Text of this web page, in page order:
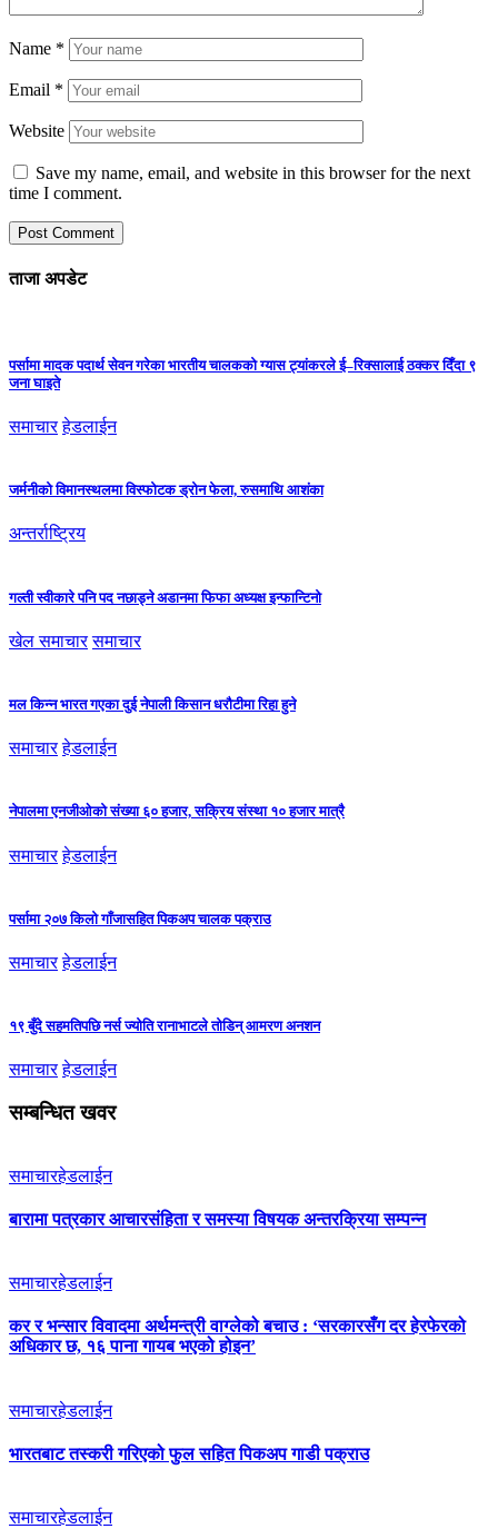
Name *
Email *
Website
Save my name, email, and website in this browser for the next
time I comment.
ताजा अपडेट
पर्सामा मादक पदार्थ सेवन गरेका भारतीय चालकको ग्यास ट्यांकरले ई–रिक्सालाई ठक्कर दिँदा ९
जना घाइते
समाचार हेडलाईन
जर्मनीको विमानस्थलमा विस्फोटक ड्रोन फेला, रुसमाथि आशंका
अन्तर्राष्ट्रिय
गल्ती स्वीकारे पनि पद नछाड्ने अडानमा फिफा अध्यक्ष इन्फान्टिनो
खेल समाचार समाचार
मल किन्न भारत गएका दुई नेपाली किसान धरौटीमा रिहा हुने
समाचार हेडलाईन
नेपालमा एनजीओको संख्या ६० हजार, सक्रिय संस्था १० हजार मात्रै
समाचार हेडलाईन
पर्सामा २०७ किलो गाँजासहित पिकअप चालक पक्राउ
समाचार हेडलाईन
१९ बुँदे सहमतिपछि नर्स ज्योति रानाभाटले तोडिन् आमरण अनशन
समाचार हेडलाईन
सम्बन्धित खवर
समाचारहेडलाईन
बारामा पत्रकार आचारसंहिता र समस्या विषयक अन्तरक्रिया सम्पन्न
समाचारहेडलाईन
कर र भन्सार विवादमा अर्थमन्त्री वाग्लेको बचाउ : ‘सरकारसँग दर हेरफेरको
अधिकार छ, १६ पाना गायब भएको होइन’
समाचारहेडलाईन
भारतबाट तस्करी गरिएको फुल सहित पिकअप गाडी पक्राउ
समाचारहेडलाईन